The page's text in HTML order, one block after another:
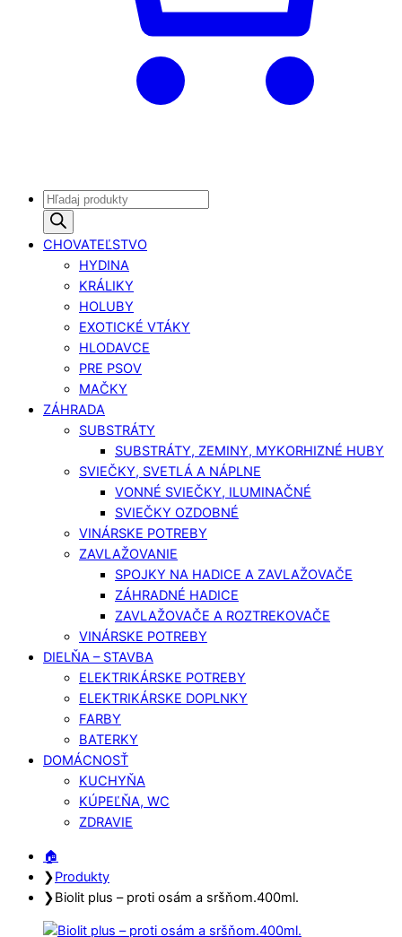
Products
search
CHOVATEĽSTVO
HYDINA
KRÁLIKY
HOLUBY
EXOTICKÉ VTÁKY
HLODAVCE
PRE PSOV
MAČKY
ZÁHRADA
SUBSTRÁTY
SUBSTRÁTY, ZEMINY, MYKORHIZNÉ HUBY
SVIEČKY, SVETLÁ A NÁPLNE
VONNÉ SVIEČKY, ILUMINAČNÉ
SVIEČKY OZDOBNÉ
VINÁRSKE POTREBY
ZAVLAŽOVANIE
SPOJKY NA HADICE A ZAVLAŽOVAČE
ZÁHRADNÉ HADICE
ZAVLAŽOVAČE A ROZTREKOVAČE
VINÁRSKE POTREBY
DIELŇA – STAVBA
ELEKTRIKÁRSKE POTREBY
ELEKTRIKÁRSKE DOPLNKY
FARBY
BATERKY
DOMÁCNOSŤ
KUCHYŇA
KÚPEĽŇA, WC
ZDRAVIE
Close
Menu
Close
Cart
🏠︎
❯Produkty
❯Biolit plus – proti osám a sršňom.400ml.